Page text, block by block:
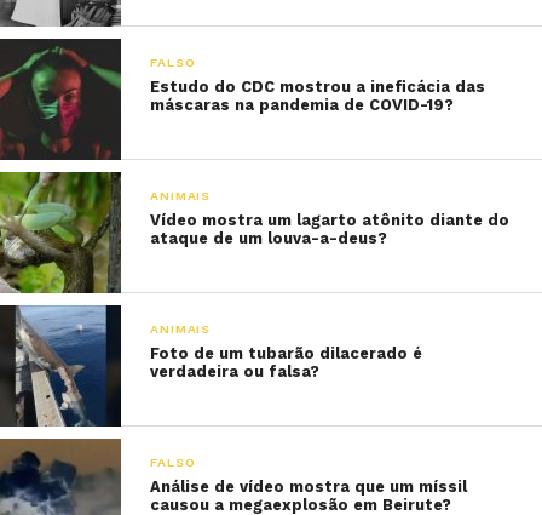
FALSO
Estudo do CDC mostrou a ineficácia das
máscaras na pandemia de COVID-19?
ANIMAIS
Vídeo mostra um lagarto atônito diante do
ataque de um louva-a-deus?
ANIMAIS
Foto de um tubarão dilacerado é
verdadeira ou falsa?
FALSO
Análise de vídeo mostra que um míssil
causou a megaexplosão em Beirute?